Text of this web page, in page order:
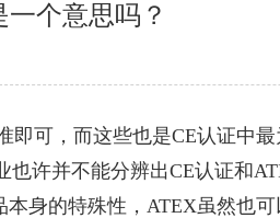
个意思吗？
可，而这些也是CE认证中
许并不能分辨出CE认证和
身的特殊性，ATEX虽然也